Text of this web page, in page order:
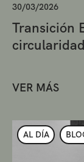
30/03/2026
Transición
VER MÁS
AL DÍA